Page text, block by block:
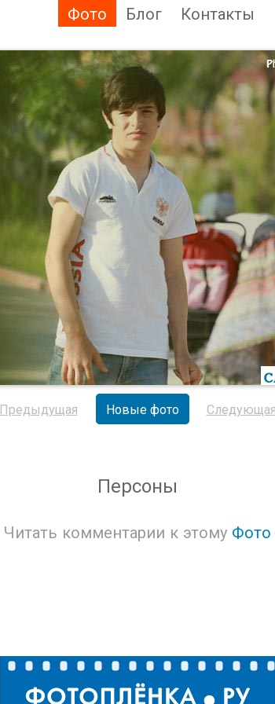
Фото Блог Контакты
Предыдущая Новые фото Следующая
Персоны
Читать комментарии к этому Фото